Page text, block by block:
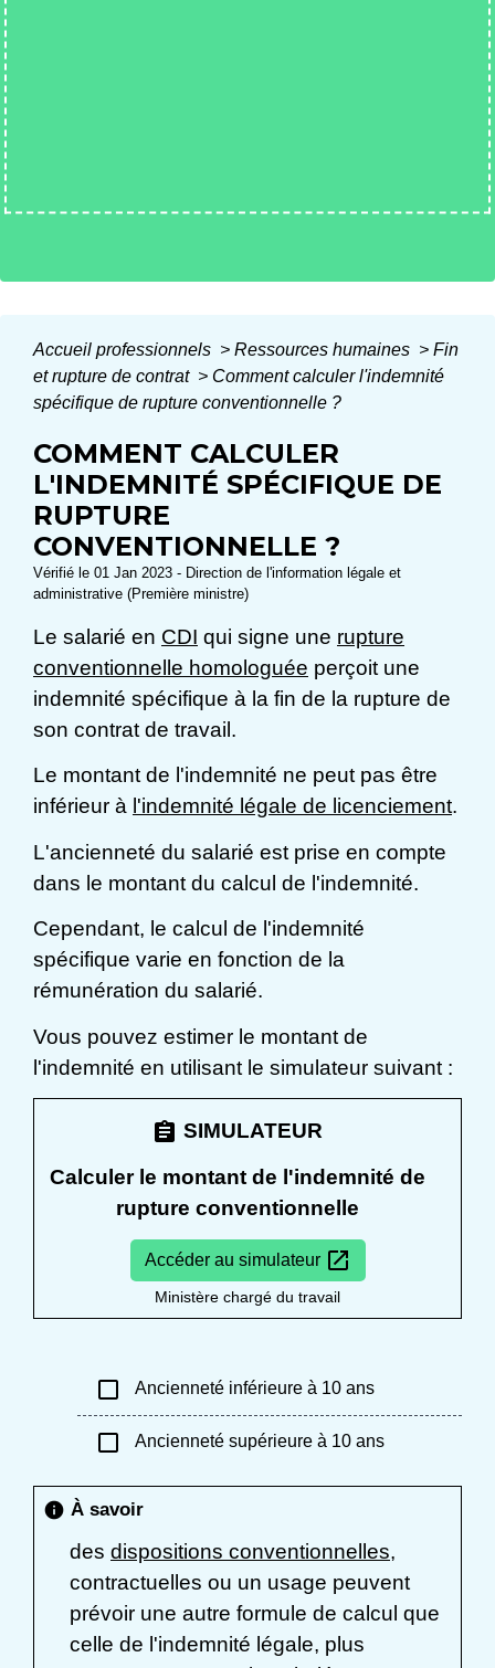
Accueil professionnels > Ressources humaines > Fin
et rupture de contrat > Comment calculer l'indemnité
spécifique de rupture conventionnelle ?
COMMENT CALCULER
L'INDEMNITÉ SPÉCIFIQUE DE
RUPTURE
CONVENTIONNELLE ?
Vérifié le 01 Jan 2023 - Direction de l'information légale et
administrative (Première ministre)
Le salarié en CDI qui signe une rupture
conventionnelle homologuée perçoit une
indemnité spécifique à la fin de la rupture de
son contrat de travail.
Le montant de l'indemnité ne peut pas être
inférieur à l'indemnité légale de licenciement.
L'ancienneté du salarié est prise en compte
dans le montant du calcul de l'indemnité.
Cependant, le calcul de l'indemnité
spécifique varie en fonction de la
rémunération du salarié.
Vous pouvez estimer le montant de
l'indemnité en utilisant le simulateur suivant :
assignment SIMULATEUR
Calculer le montant de l'indemnité de
rupture conventionnelle
Accéder au simulateur open_in_new
Ministère chargé du travail
check_box_outline_blank Ancienneté inférieure à 10 ans
check_box_outline_blank Ancienneté supérieure à 10 ans
info À savoir
des dispositions conventionnelles,
contractuelles ou un usage peuvent
prévoir une autre formule de calcul que
celle de l'indemnité légale, plus